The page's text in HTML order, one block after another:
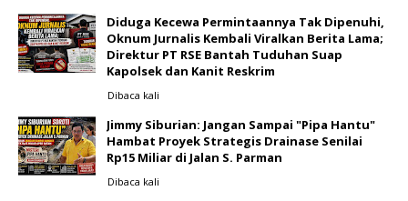
Diduga Kecewa Permintaannya Tak Dipenuhi,
Oknum Jurnalis Kembali Viralkan Berita Lama;
Direktur PT RSE Bantah Tuduhan Suap
Kapolsek dan Kanit Reskrim
Dibaca kali
Jimmy Siburian: Jangan Sampai "Pipa Hantu"
Hambat Proyek Strategis Drainase Senilai
Rp15 Miliar di Jalan S. Parman
Dibaca kali